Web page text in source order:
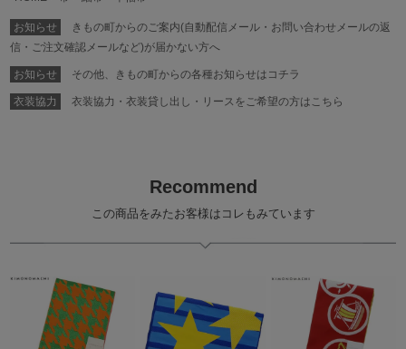
お知らせ
きもの町からのご案内(自動配信メール・お問い合わせメールの返
信・ご注文確認メールなど)が届かない方へ
お知らせ その他、きもの町からの各種お知らせはコチラ
衣装協力 衣装協力・衣装貸し出し・リースをご希望の方はこちら
Recommend
この商品をみたお客様はコレもみています